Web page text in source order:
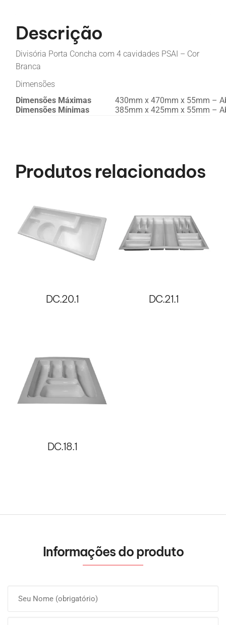
Descrição
Divisória Porta Concha com 4 cavidades PSAI – Cor
Branca
Dimensões
Dimensões Máximas
430mm x 470mm x 55mm –
Dimensões Mínimas
385mm x 425mm x 55mm –
Produtos relacionados
DC.20.1 DC.21.1
DC.18.1
Informações do produto